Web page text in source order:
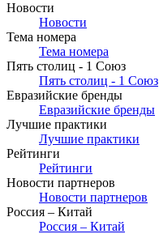
Новости
Новости
Тема номера
Тема номера
Пять столиц - 1 Союз
Пять столиц - 1 Союз
Евразийские бренды
Евразийские бренды
Лучшие практики
Лучшие практики
Рейтинги
Рейтинги
Новости партнеров
Новости партнеров
Россия – Китай
Россия – Китай